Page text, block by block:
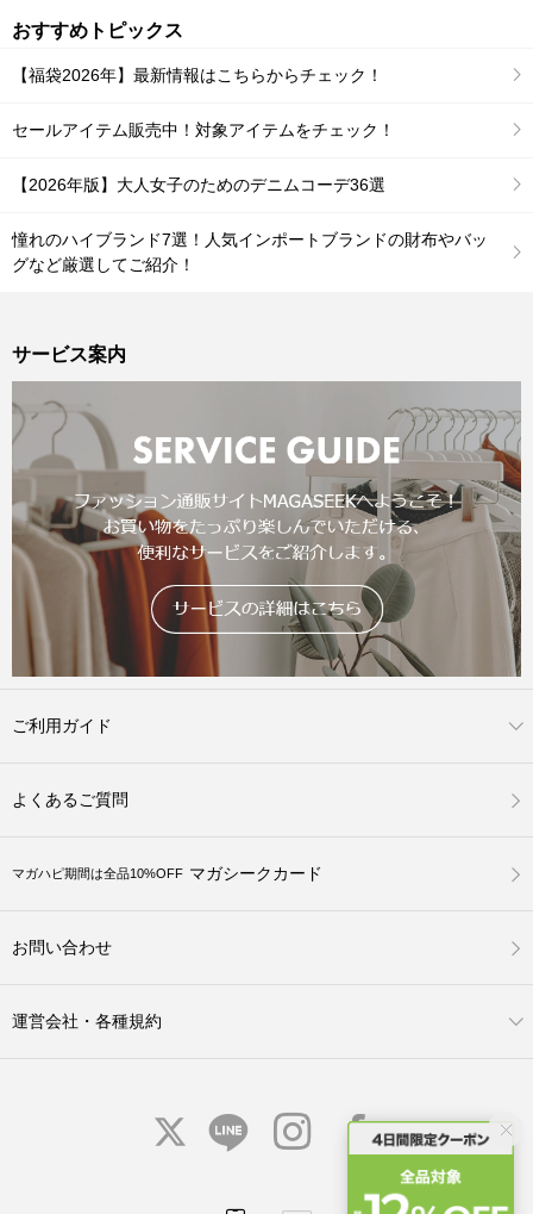
おすすめトピックス
【福袋2026年】最新情報はこちらからチェック！
セールアイテム販売中！対象アイテムをチェック！
【2026年版】大人女子のためのデニムコーデ36選
憧れのハイブランド7選！人気インポートブランドの財布やバッ
グなど厳選してご紹介！
サービス案内
ご利用ガイド
よくあるご質問
マガハピ期間は全品10%OFF マガシークカード
お問い合わせ
運営会社・各種規約